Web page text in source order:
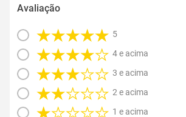
Avaliação
5
4 e acima
3 e acima
2 e acima
1 e acima